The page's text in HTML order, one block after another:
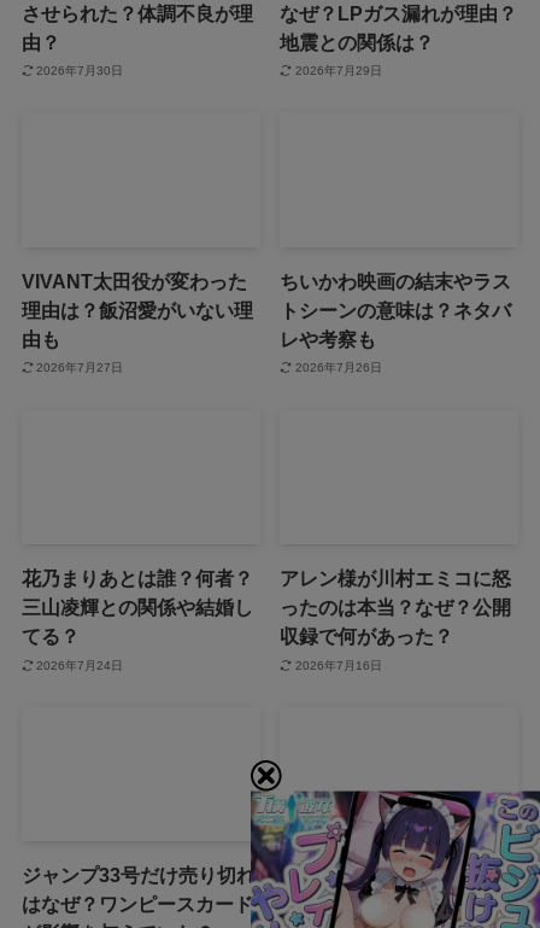
させられた？体調不良が理
由？
2026年7月30日
なぜ？LPガス漏れが理由？
地震との関係は？
2026年7月29日
VIVANT太田役が変わった
理由は？飯沼愛がいない理
由も
2026年7月27日
ちいかわ映画の結末やラス
トシーンの意味は？ネタバ
レや考察も
2026年7月26日
花乃まりあとは誰？何者？
三山凌輝との関係や結婚し
てる？
2026年7月24日
アレン様が川村エミコに怒
ったのは本当？なぜ？公開
収録で何があった？
2026年7月16日
ジャンプ33号だけ売り切れ
はなぜ？ワンピースカード
声にならない愛は最終話や
ネタバレは？最後まで見る